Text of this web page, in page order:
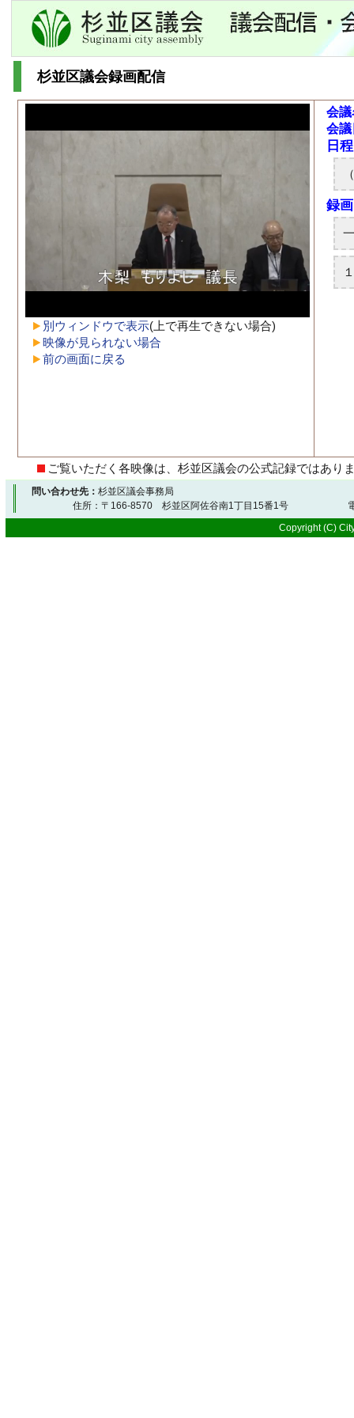
杉並区議会録画配信
別ウィンドウで表示(上で再生できない場合)
映像が見られない場合
前の画面に戻る
会
会
ご覧いただく各映像は、杉並区議会の公式記録ではあり
問い合わせ先： 杉並区議会事務局
住所：〒166-8570 杉並区阿佐谷南1丁目15番1号 電
Copyright (C)